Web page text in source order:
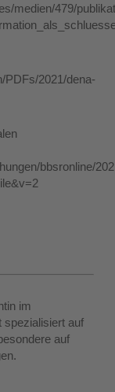
medien/479/
PDFs/2021/dena-
bbsronline/
im
spezialisiert auf
auf